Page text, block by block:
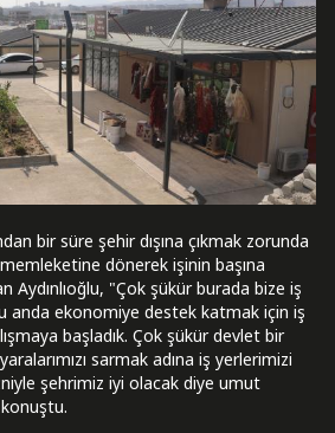
bir süre şehir dışına çıkmak zorunda
memleketine dönerek işinin başına
Aydınlıoğlu, "Çok şükür burada bize iş
anda ekonomiye destek katmak için iş
başladık. Çok şükür devlet bir
sarmak adına iş yerlerimizi
şehrimiz iyi olacak diye umut